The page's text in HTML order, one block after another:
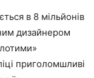
в 8 мільйонів
дизайнером
приголомшливі